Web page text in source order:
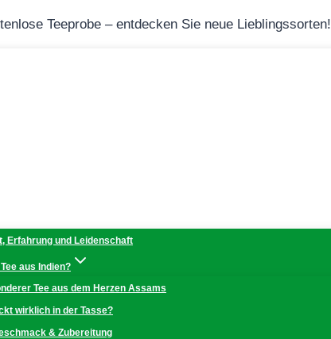
Teeprobe – entdecken Sie neue Lieblingssorten!
Erfahrung und Leidenschaft
aus Indien?
Tee aus dem Herzen Assams
wirklich in der Tasse?
& Zubereitung